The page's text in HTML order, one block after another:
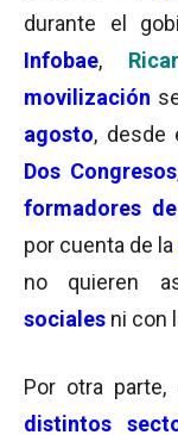
durante el
Infobae,
movilización
agosto, desde
Dos Congresos
formadores
por cuenta de la
no quieren
sociales ni con
Por otra
distintos